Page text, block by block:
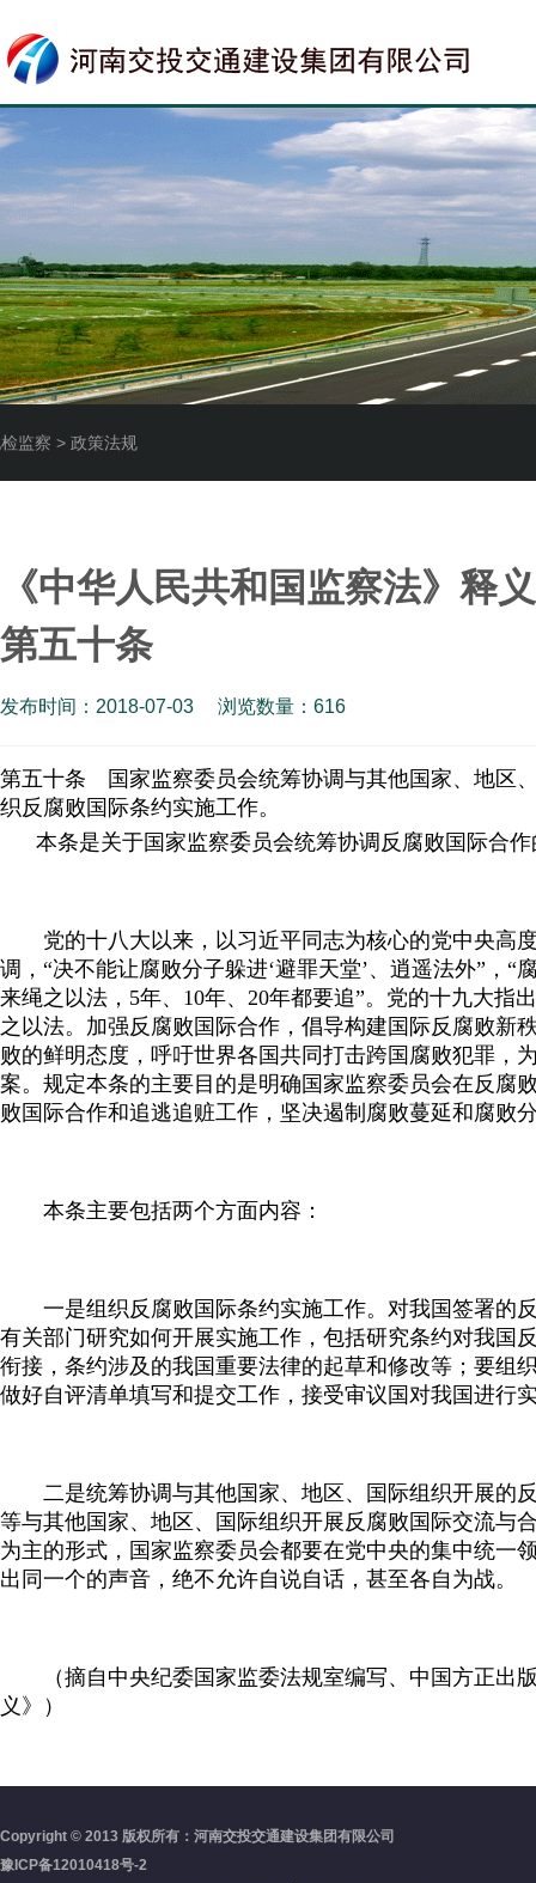
监察 > 政策法规
《中华人民共和国监察法》释
第五十条
发布时间：2018-07-03 浏览数量： 616
第五十条 国家监察委员会统筹协调与其他国家、地区
织反腐败国际条约实施工作。
本条是关于国家监察委员会统筹协调反腐败国际合作
党的十八大以来，以习近平同志为核心的党中央高
调，“决不能让腐败分子躲进‘避罪天堂’、逍遥法外”，
来绳之以法，5年、10年、20年都要追”。党的十九大指
之以法。加强反腐败国际合作，倡导构建国际反腐败新
败的鲜明态度，呼吁世界各国共同打击跨国腐败犯罪，
案。规定本条的主要目的是明确国家监察委员会在反腐
败国际合作和追逃追赃工作，坚决遏制腐败蔓延和腐败
本条主要包括两个方面内容：
一是组织反腐败国际条约实施工作。对我国签署的
有关部门研究如何开展实施工作，包括研究条约对我国
衔接，条约涉及的我国重要法律的起草和修改等；要组
做好自评清单填写和提交工作，接受审议国对我国进行
二是统筹协调与其他国家、地区、国际组织开展的
等与其他国家、地区、国际组织开展反腐败国际交流与
为主的形式，国家监察委员会都要在党中央的集中统一
出同一个的声音，绝不允许自说自话，甚至各自为战。
（摘自中央纪委国家监委法规室编写、中国方正出
义》）
Copyright © 2013 版权所有：河南交投交通建设集团有限公司
豫ICP备12010418号-2